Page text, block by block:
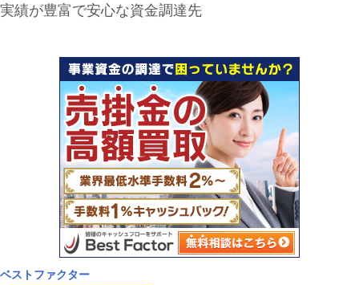
実績が豊富で安心な資金調達先
ベストファクター